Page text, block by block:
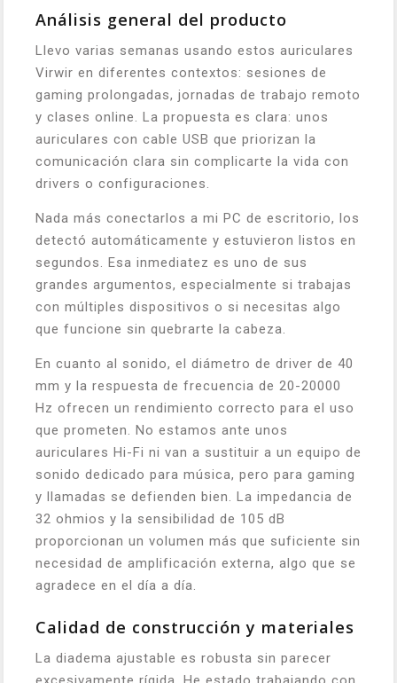
Análisis general del producto
Llevo varias semanas usando estos auriculares
Virwir en diferentes contextos: sesiones de
gaming prolongadas, jornadas de trabajo remoto
y clases online. La propuesta es clara: unos
auriculares con cable USB que priorizan la
comunicación clara sin complicarte la vida con
drivers o configuraciones.
Nada más conectarlos a mi PC de escritorio, los
detectó automáticamente y estuvieron listos en
segundos. Esa inmediatez es uno de sus
grandes argumentos, especialmente si trabajas
con múltiples dispositivos o si necesitas algo
que funcione sin quebrarte la cabeza.
En cuanto al sonido, el diámetro de driver de 40
mm y la respuesta de frecuencia de 20-20000
Hz ofrecen un rendimiento correcto para el uso
que prometen. No estamos ante unos
auriculares Hi-Fi ni van a sustituir a un equipo de
sonido dedicado para música, pero para gaming
y llamadas se defienden bien. La impedancia de
32 ohmios y la sensibilidad de 105 dB
proporcionan un volumen más que suficiente sin
necesidad de amplificación externa, algo que se
agradece en el día a día.
Calidad de construcción y materiales
La diadema ajustable es robusta sin parecer